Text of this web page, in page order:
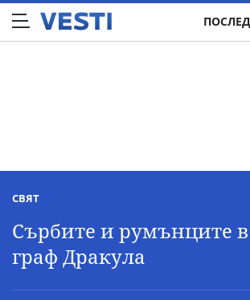
СВЯТ
Сърбите и румънците в
граф Дракула